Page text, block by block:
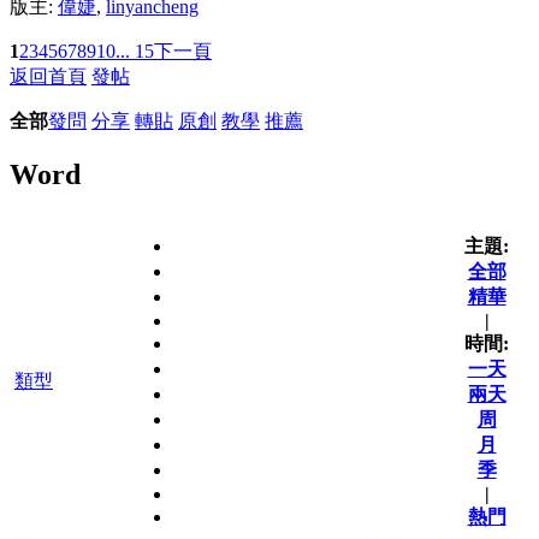
版主: 偉婕, linyancheng
12345678910... 15下一頁
返回首頁 發帖
全部發問 分享 轉貼 原創 教學 推薦
Word
類型
主題:
全部
精華
|
時間:
一天
兩天
周
月
季
|
熱門